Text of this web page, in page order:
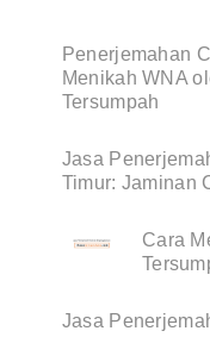
Penerjemahan
Menikah WNA
Tersumpah
Jasa
Timur: Jaminan
Cara
Jasa